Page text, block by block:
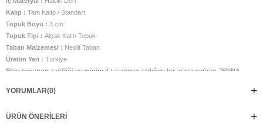
Kalıp : Tam Kalıp / Standart
Topuk Boyu : 3 cm
Topuk Tipi : Alçak Kalın Topuk
Taban Malzemesi : Neolit Taban
Üretim Yeri : Türkiye
Ekru tonunun zarifliği ve minimal tasarımın şıklığını bir araya getiren JENNA,
ayağa ince ve sofistike bir siluet kazandırırken, arka banttaki altın tokalı
sunması için iç kısmı deri olarak tasarlanan JENNA, hem şık hem rahat bir
YORUMLAR(0)
ÜRÜN ÖNERILERI